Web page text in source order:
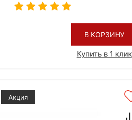
В КОРЗИНУ
Купить в 1 клик
Акция